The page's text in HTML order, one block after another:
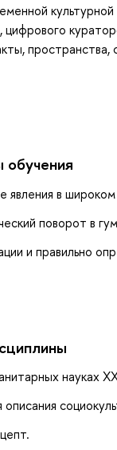
культурной
обучения
явления в
поворот в
и правильно
науках